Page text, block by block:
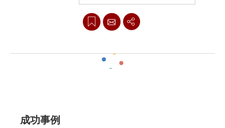
にし、設置コストを削減し、消費電力を最小限に抑えま
す。さらに、LEDライトバーにより、実行中のプロセス
ルギーを節約することもできます。 また、ウィンメイト
SシリーズHMIにはRFIDとNFC技術が統合されており、許
スできるようになり、より安全で効率的な職場環境に貢
成功事例